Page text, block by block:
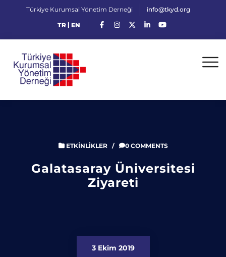
Türkiye Kurumsal Yönetim Derneği info@tkyd.org
TR| EN
ETKINLIKLER/ 0 COMMENTS
Galatasaray Üniversitesi
Ziyareti
3 Ekim 2019